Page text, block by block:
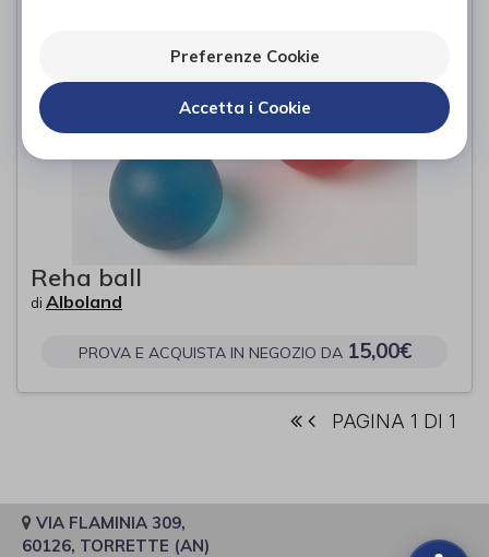
Reha ball
di Alboland
PROVA E ACQUISTA IN NEGOZIO DA 15,00€
PAGINA 1 DI 1
VIA FLAMINIA 309,
60126, TORRETTE (AN)
Preferenze Cookie
Accetta i Cookie